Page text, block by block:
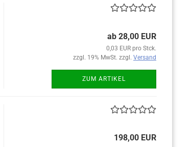
ab 28,00 EUR
0,03 EUR pro Stck.
zzgl. 19% MwSt. zzgl. Versand
ZUM ARTIKEL
198,00 EUR